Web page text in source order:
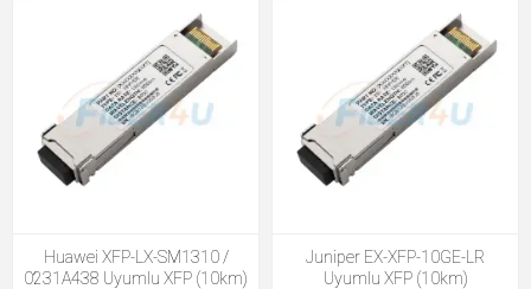
Huawei XFP-LX-SM1310 /
0231A438 Uyumlu XFP (10km)
Juniper EX-XFP-10GE-LR
Uyumlu XFP (10km)